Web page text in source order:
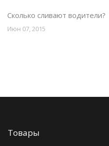
Сколько сливают водители?
Июн 07, 2015
Товары